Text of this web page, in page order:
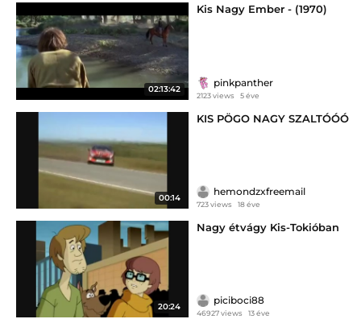
02:13:42
Kis Nagy Ember - (1970)
pinkpanther
2123 views 5 éve
00:14
KIS PÖGO NAGY SZALTÓÓÓ
hemondzxfreemail
723 views 18 éve
20:24
Nagy étvágy Kis-Tokióban
piciboci88
46927 views 13 éve